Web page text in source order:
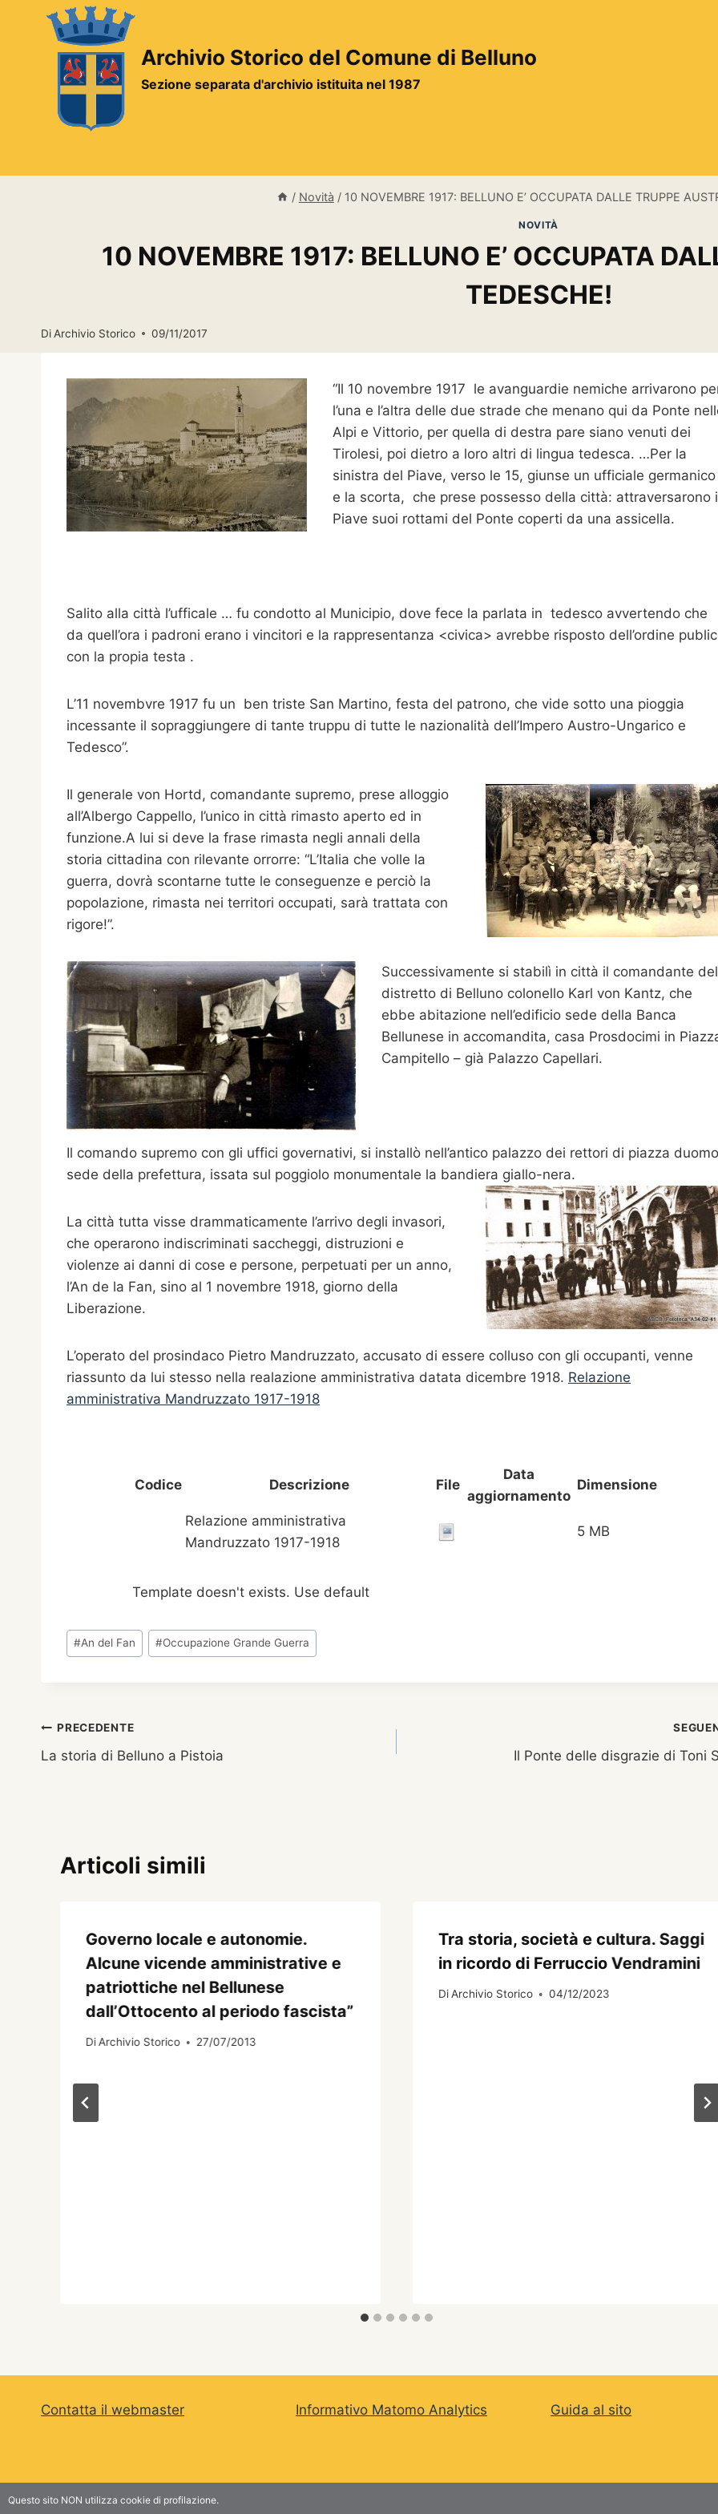
contenuto
Archivio Storico del Comune di Belluno
Sezione separata d'archivio istituita nel 1987
/ Novità / 10 NOVEMBRE 1917: BELLUNO E’ OCCUPATA DALLE TRUPPE
NOVITÀ
10 NOVEMBRE 1917: BELLUNO E’ OCCUPATA
TEDESCHE!
Di Archivio Storico 09/11/2017
“Il 10 novembre 1917 le avanguardie nemiche arrivarono
l’una e l’altra delle due strade che menano qui da Ponte
Alpi e Vittorio, per quella di destra pare siano venuti dei
Tirolesi, poi dietro a loro altri di lingua tedesca. …Per la
sinistra del Piave, verso le 15, giunse un ufficiale germanico
e la scorta, che prese possesso della città: attraversarono
Piave suoi rottami del Ponte coperti da una assicella.
Salito alla città l’ufficale … fu condotto al Municipio, dove fece la parlata in tedesco avvertendo che
da quell’ora i padroni erano i vincitori e la rappresentanza <civica> avrebbe risposto dell’ordine
con la propia testa .
L’11 novembvre 1917 fu un ben triste San Martino, festa del patrono, che vide sotto una pioggia
incessante il sopraggiungere di tante truppu di tutte le nazionalità dell’Impero Austro-Ungarico e
Tedesco”.
Il generale von Hortd, comandante supremo, prese alloggio
all’Albergo Cappello, l’unico in città rimasto aperto ed in
funzione.A lui si deve la frase rimasta negli annali della
storia cittadina con rilevante orrorre: “L’Italia che volle la
guerra, dovrà scontarne tutte le conseguenze e perciò la
popolazione, rimasta nei territori occupati, sarà trattata con
rigore!”.
Successivamente si stabilì in città il comandante del
distretto di Belluno colonello Karl von Kantz, che
ebbe abitazione nell’edificio sede della Banca
Bellunese in accomandita, casa Prosdocimi in
Campitello – già Palazzo Capellari.
Il comando supremo con gli uffici governativi, si installò nell’antico palazzo dei rettori di piazza
sede della prefettura, issata sul poggiolo monumentale la bandiera giallo-nera.
La città tutta visse drammaticamente l’arrivo degli invasori,
che operarono indiscriminati saccheggi, distruzioni e
violenze ai danni di cose e persone, perpetuati per un anno,
l’An de la Fan, sino al 1 novembre 1918, giorno della
Liberazione.
L’operato del prosindaco Pietro Mandruzzato, accusato di essere colluso con gli occupanti, venne
riassunto da lui stesso nella realazione amministrativa datata dicembre 1918. Relazione
amministrativa Mandruzzato 1917-1918
Codice Descrizione File
Data
aggiornamento
Dimensione
Relazione amministrativa
Mandruzzato 1917-1918
5 MB
Template doesn't exists. Use default
Tag
articolo:
#An del Fan #Occupazione Grande Guerra
Navigazione
articoli
PRECEDENTE
La storia di Belluno a Pistoia Il Ponte delle disgrazie di Toni
Articoli simili
Governo locale e autonomie.
Alcune vicende amministrative e
patriottiche nel Bellunese
dall’Ottocento al periodo fascista”
DiArchivio Storico 27/07/2013
Tra storia, società e cultura. Saggi
in ricordo di Ferruccio Vendramini
Di Archivio Storico 04/12/2023
Contatta il webmaster Informativo Matomo Analytics Guida al sito
Questo sito NON utilizza cookie di profilazione.